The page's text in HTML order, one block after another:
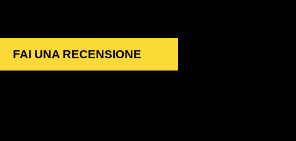
FAI UNA RECENSIONE